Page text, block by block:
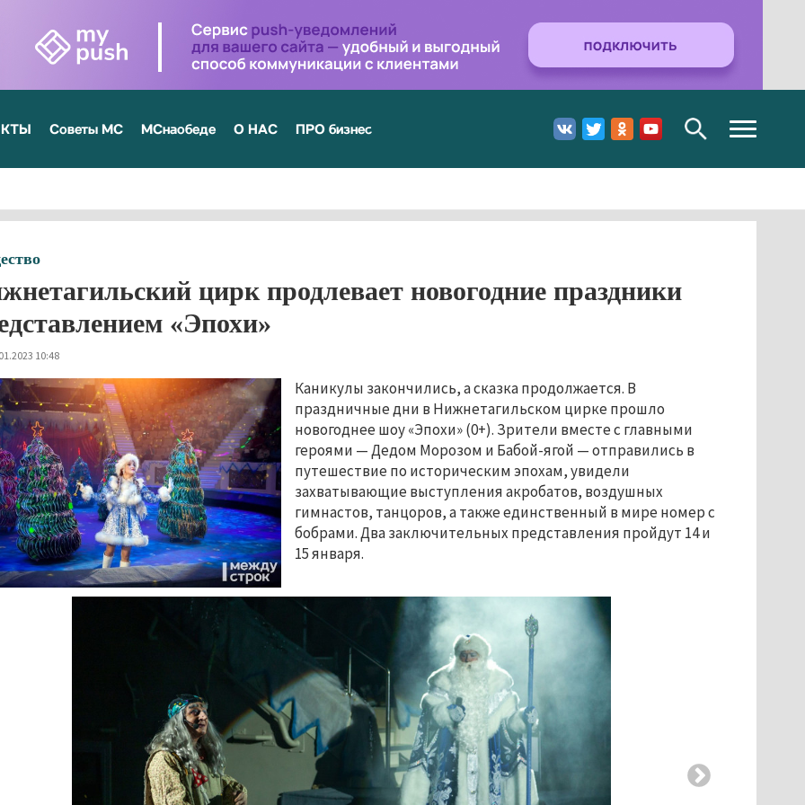
Советы МС МСнаобеде О НАС ПРО бизнес
Toggle
navigation
цирк продлевает новогодние праздники
«Эпохи»
10:48
Каникулы закончились, а сказка продолжается. В
праздничные дни в Нижнетагильском цирке прошло
новогоднее шоу «Эпохи» (0+). Зрители вместе с главными
героями — Дедом Морозом и Бабой-ягой — отправились в
путешествие по историческим эпохам, увидели
захватывающие выступления акробатов, воздушных
гимнастов, танцоров, а также единственный в мире номер с
бобрами. Два заключительных представления пройдут 14 и
15 января.